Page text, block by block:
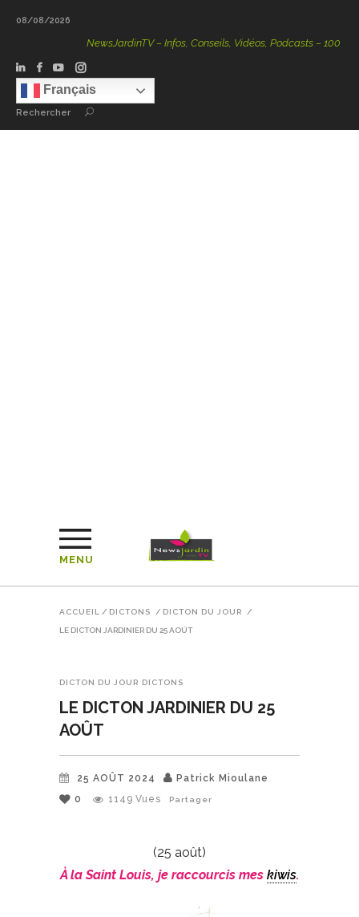
08/08/2026
NewsJardinTV – Infos, Conseils, Vidéos, Podcasts – 100 %
Français
Rechercher
MENU
ACCUEIL / DICTONS / DICTON DU JOUR /
LE DICTON JARDINIER DU 25 AOÛT
DICTON DU JOUR DICTONS
LE DICTON JARDINIER DU 25
AOÛT
25 AOÛT 2024
Patrick Mioulane
0
1149 Vues Partager
(25 août)
À la Saint Louis, je raccourcis mes kiwis.